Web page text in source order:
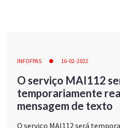
INFOFPAS 16-02-2022
O serviço MAI112
temporariamente
mensagem de texto
O serviço MAI112 será